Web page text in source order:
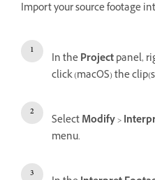
Import your source footage
In theProjectpanel,
click (macOS) the
SelectModify>
menu.